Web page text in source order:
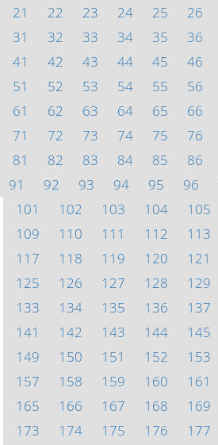
21
22 23 24 25 26
31
32 33 34 35 36
41
42 43 44 45 46
51
52 53 54 55 56
61
62 63 64 65 66
71
72 73 74 75 76
81
82 83 84 85 86
91
92 93 94 95 96
101
102 103 104 105
109
110 111 112 113
117
118 119 120 121
125
126 127 128 129
133
134 135 136 137
141
142 143 144 145
149
150 151 152 153
157
158 159 160 161
165
166 167 168 169
173
174 175 176 177